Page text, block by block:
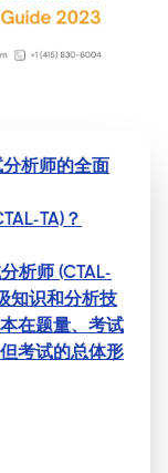
分析师的全面
TA)？
析师 (CTAL-
知识和分析技
在题量、考试
考试的总体形